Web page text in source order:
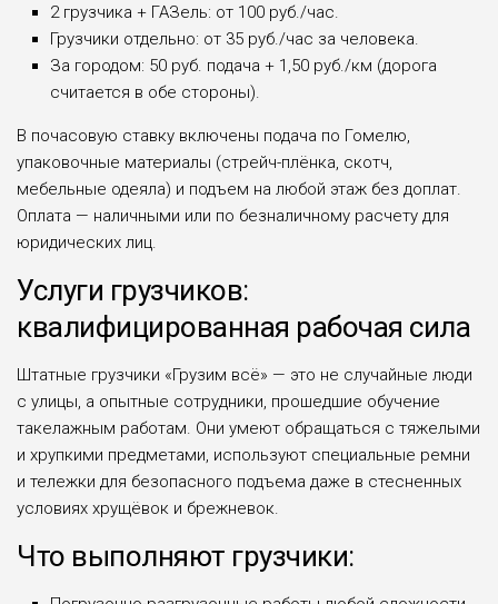
2 грузчика + ГАЗель: от 100 руб./час.
Грузчики отдельно: от 35 руб./час за человека.
За городом: 50 руб. подача + 1,50 руб./км (дорога
считается в обе стороны).
В почасовую ставку включены подача по Гомелю,
упаковочные материалы (стрейч-плёнка, скотч,
мебельные одеяла) и подъем на любой этаж без доплат.
Оплата — наличными или по безналичному расчету для
юридических лиц.
Услуги грузчиков:
квалифицированная рабочая сила
Штатные грузчики «Грузим всё» — это не случайные люди
с улицы, а опытные сотрудники, прошедшие обучение
такелажным работам. Они умеют обращаться с тяжелыми
и хрупкими предметами, используют специальные ремни
и тележки для безопасного подъема даже в стесненных
условиях хрущёвок и брежневок.
Что выполняют грузчики: